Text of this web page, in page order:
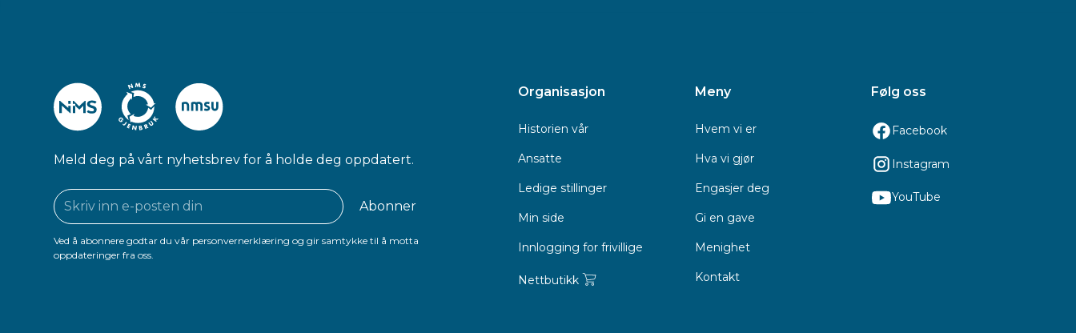
Meld deg på vårt nyhetsbrev for å holde deg oppdatert.
Ved å abonnere godtar du vår personvernerklæring og gir samtykke til å motta
oppdateringer fra oss.
Organisasjon
Historien vår
Ansatte
Ledige stillinger
Min side
Innlogging for frivillige
Nettbutikk
Meny
Hvem vi er
Hva vi gjør
Engasjer deg
Gi en gave
Menighet
Kontakt
Følg oss
Facebook
Instagram
YouTube